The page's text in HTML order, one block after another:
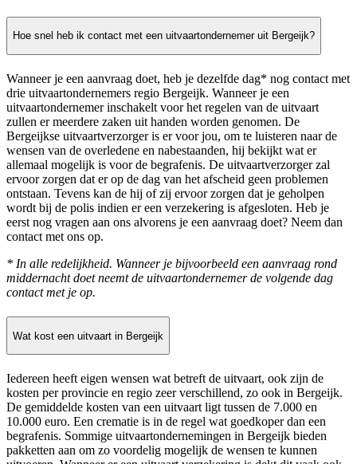
Hoe snel heb ik contact met een uitvaartondernemer uit Bergeijk?
Wanneer je een aanvraag doet, heb je dezelfde dag* nog contact met
drie uitvaartondernemers regio Bergeijk. Wanneer je een
uitvaartondernemer inschakelt voor het regelen van de uitvaart
zullen er meerdere zaken uit handen worden genomen. De
Bergeijkse uitvaartverzorger is er voor jou, om te luisteren naar de
wensen van de overledene en nabestaanden, hij bekijkt wat er
allemaal mogelijk is voor de begrafenis. De uitvaartverzorger zal
ervoor zorgen dat er op de dag van het afscheid geen problemen
ontstaan. Tevens kan de hij of zij ervoor zorgen dat je geholpen
wordt bij de polis indien er een verzekering is afgesloten. Heb je
eerst nog vragen aan ons alvorens je een aanvraag doet? Neem dan
contact met ons op.
* In alle redelijkheid. Wanneer je bijvoorbeeld een aanvraag rond
middernacht doet neemt de uitvaartondernemer de volgende dag
contact met je op.
Wat kost een uitvaart in Bergeijk
Iedereen heeft eigen wensen wat betreft de uitvaart, ook zijn de
kosten per provincie en regio zeer verschillend, zo ook in Bergeijk.
De gemiddelde kosten van een uitvaart ligt tussen de 7.000 en
10.000 euro. Een crematie is in de regel wat goedkoper dan een
begrafenis. Sommige uitvaartondernemingen in Bergeijk bieden
pakketten aan om zo voordelig mogelijk de wensen te kunnen